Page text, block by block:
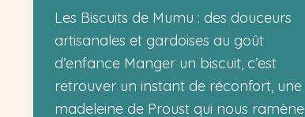
Les Biscuits de Mumu : des douceurs
artisanales et gardoises au goût
d’enfance Manger un biscuit, c’est
retrouver un instant de réconfort, une
madeleine de Proust qui nous ramène